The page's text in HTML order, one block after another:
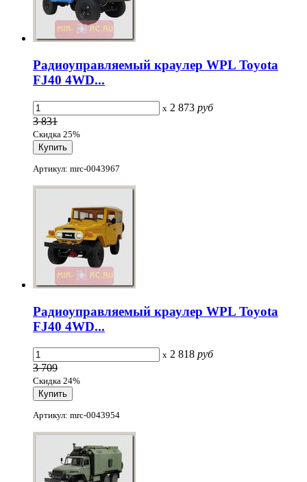
Радиоуправляемый краулер WPL Toyota
FJ40 4WD...
x 2 873 руб
3 831
Скидка 25%
Артикул: mrc-0043967
Радиоуправляемый краулер WPL Toyota
FJ40 4WD...
x 2 818 руб
3 709
Скидка 24%
Артикул: mrc-0043954